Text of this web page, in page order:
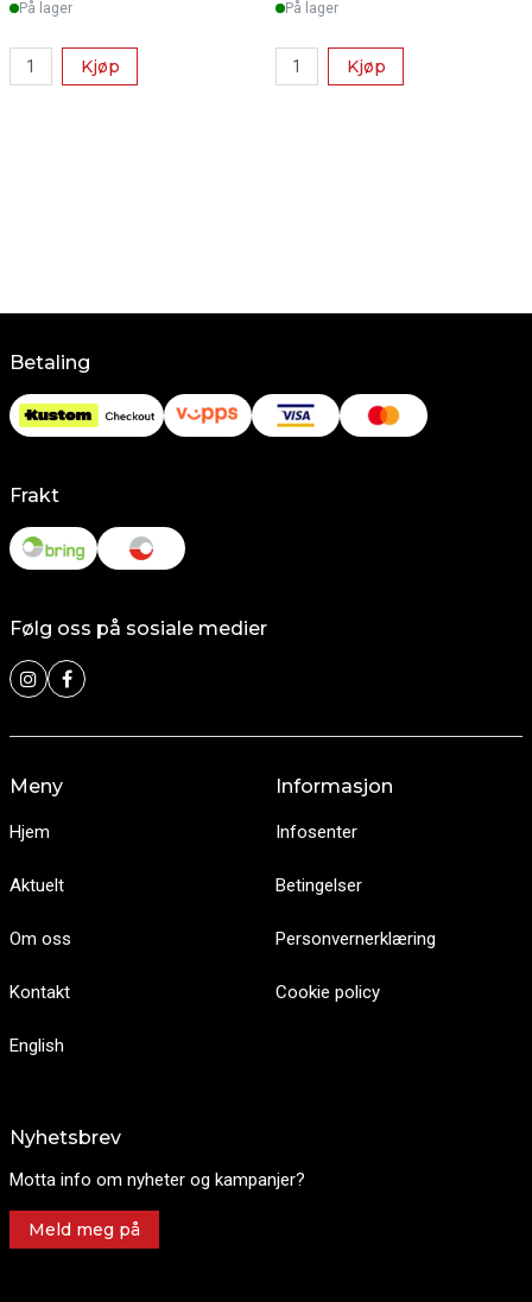
På lager
Kjøp
På lager
Kjøp
Betaling
Frakt
Følg oss på sosiale medier
Meny
Hjem
Aktuelt
Om oss
Kontakt
English
Informasjon
Infosenter
Betingelser
Personvernerklæring
Cookie policy
Nyhetsbrev
Motta info om nyheter og kampanjer?
Meld meg på